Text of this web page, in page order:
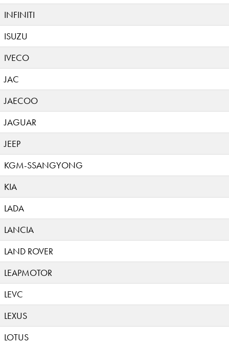
INFINITI
ISUZU
IVECO
JAC
JAECOO
JAGUAR
JEEP
KGM-SSANGYONG
KIA
LADA
LANCIA
LAND ROVER
LEAPMOTOR
LEVC
LEXUS
LOTUS